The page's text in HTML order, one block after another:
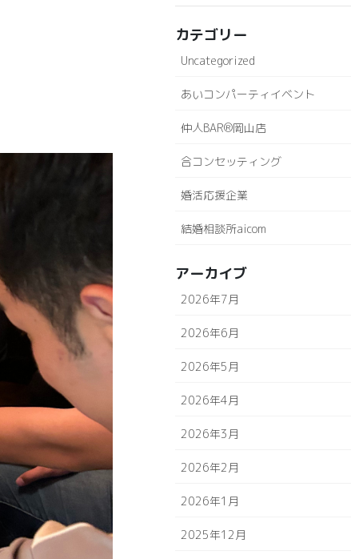
カテゴリー
Uncategorized
あいコンパーティイベント
仲人BAR®岡山店
合コンセッティング
婚活応援企業
結婚相談所aicom
アーカイブ
2026年7月
2026年6月
2026年5月
2026年4月
2026年3月
2026年2月
2026年1月
2025年12月